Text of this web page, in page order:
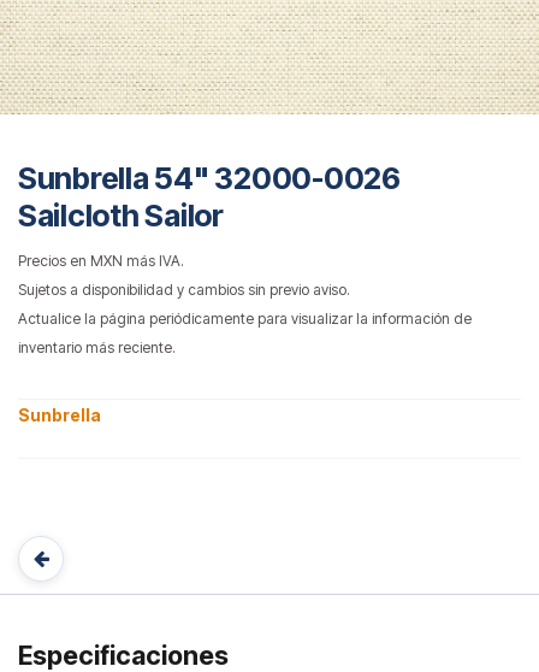
Sunbrella 54" 32000-0026
Sailcloth Sailor
Precios en MXN más IVA.
Sujetos a disponibilidad y cambios sin previo aviso.
Actualice la página periódicamente para visualizar la información de
inventario más reciente.
Sunbrella
Especificaciones